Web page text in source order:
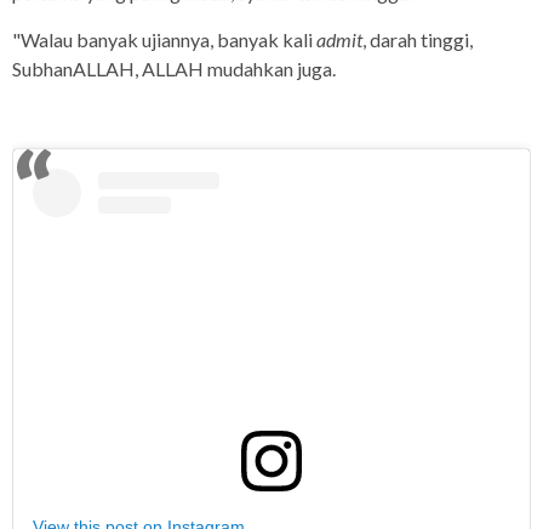
"Walau banyak ujiannya, banyak kaliadmit, darah tinggi,
SubhanALLAH, ALLAH mudahkan juga.